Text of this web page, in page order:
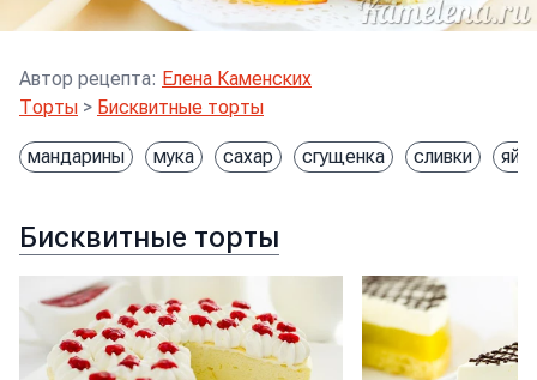
Автор рецепта: Елена Каменских
Торты > Бисквитные торты
мандарины мука сахар сгущенка сливки
Бисквитные торты